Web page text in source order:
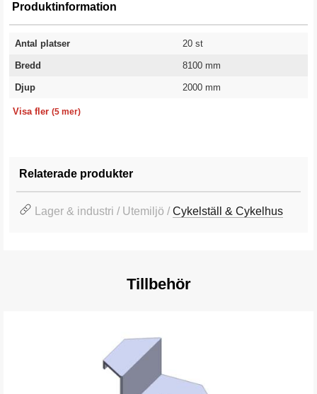
Produktinformation
Antal platser 20 st
Bredd 8100 mm
Djup
2000 mm
Visa fler (5 mer)
Relaterade produkter
Lager & industri / Utemiljö /Cykelställ & Cykelhus
Tillbehör